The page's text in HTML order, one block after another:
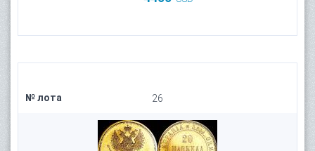
№ лота 26